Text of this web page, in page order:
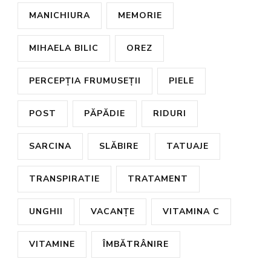
MANICHIURA MEMORIE
MIHAELA BILIC OREZ
PERCEPȚIA FRUMUSEȚII PIELE
POST PĂPĂDIE RIDURI
SARCINA SLĂBIRE TATUAJE
TRANSPIRATIE TRATAMENT
UNGHII VACANȚE VITAMINA C
VITAMINE ÎMBĂTRÂNIRE